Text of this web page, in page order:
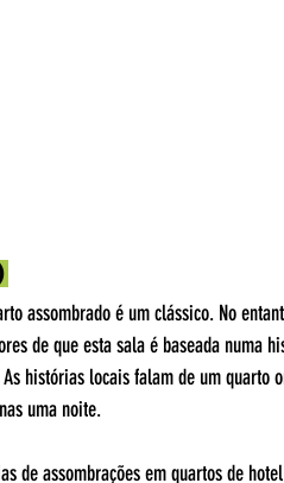
assombrado é um clássico. No
de que esta sala é baseada numa
histórias locais falam de um quarto
uma noite.
de assombrações em quartos de